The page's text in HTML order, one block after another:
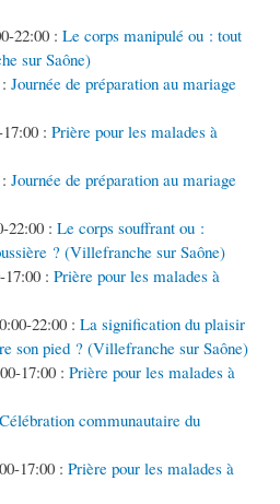
22:00 : Le corps manipulé ou : tout
sur Saône)
Journée de préparation au mariage
: Prière pour les malades à
Journée de préparation au mariage
22:00 : Le corps souffrant ou :
? (Villefranche sur Saône)
: Prière pour les malades à
22:00 : La signification du plaisir
son pied ? (Villefranche sur Saône)
17:00 : Prière pour les malades à
Célébration communautaire du
17:00 : Prière pour les malades à